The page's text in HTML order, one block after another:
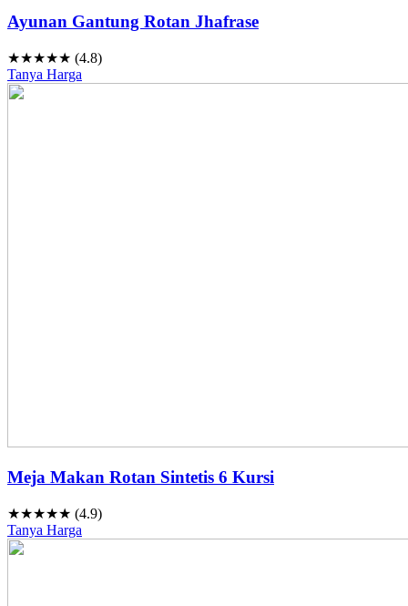
Ayunan Gantung Rotan Jhafrase
★★★★★ (4.8)
Tanya Harga
Meja Makan Rotan Sintetis 6 Kursi
★★★★★ (4.9)
Tanya Harga